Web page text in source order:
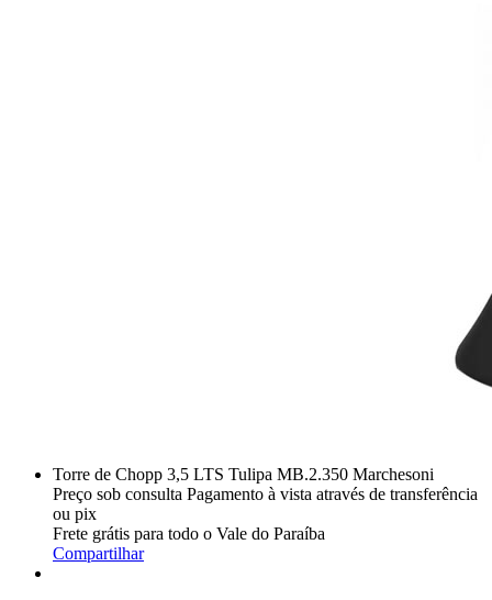
Torre de Chopp 3,5 LTS Tulipa MB.2.350 Marchesoni
Preço sob consulta Pagamento à vista através de transferência
ou pix
Frete grátis para todo o Vale do Paraíba
Compartilhar